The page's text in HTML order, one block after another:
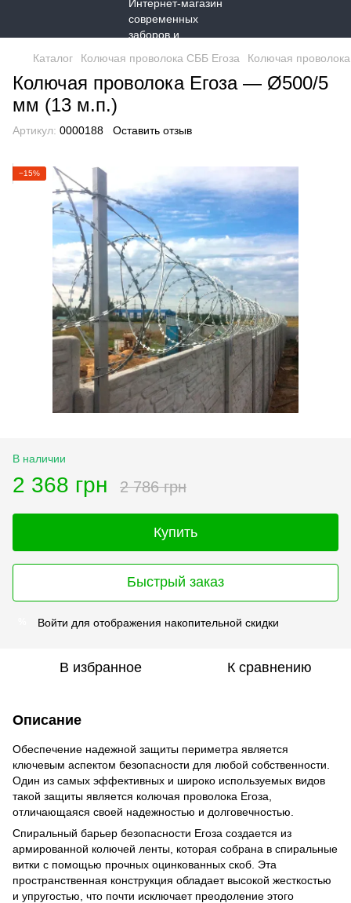
Каталог Колючая проволока СББ Егоза Колючая
Колючая проволока Егоза — Ø500/5
мм (13 м.п.)
Артикул: 0000188 Оставить отзыв
−15%
В наличии
2 368 грн 2 786 грн
Купить
Быстрый заказ
Войти для отображения накопительной скидки
В избранное К сравнению
Описание
Обеспечение надежной защиты периметра является
ключевым аспектом безопасности для любой собственности.
Один из самых эффективных и широко используемых видов
такой защиты является колючая проволока Егоза,
отличающаяся своей надежностью и долговечностью.
Спиральный барьер безопасности Егоза создается из
армированной колючей ленты, которая собрана в спиральные
витки с помощью прочных оцинкованных скоб. Эта
пространственная конструкция обладает высокой жесткостью
и упругостью, что почти исключает преодоление этого